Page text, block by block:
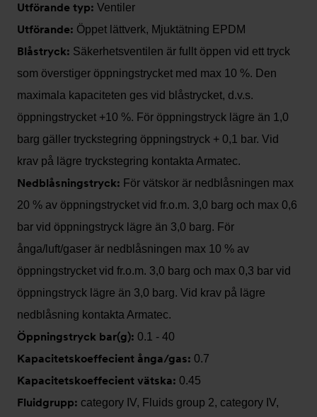
Utförande typ: Ventiler
Utförande: Öppet lättverk, Mjuktätning EPDM
Blåstryck: Säkerhetsventilen är fullt öppen vid ett tryck
som överstiger öppningstrycket med max 10 %. Den
maximala kapaciteten ges vid blåstrycket, d.v.s.
öppningstrycket +10 %. För öppningstryck lägre än 1,0
barg gäller tryckstegring öppningstryck + 0,1 bar. Vid
krav på lägre tryckstegring kontakta Armatec.
Nedblåsningstryck: För vätskor är nedblåsningen max
20 % av öppningstrycket vid fr.o.m. 3,0 barg och max 0,6
bar vid öppningstryck lägre än 3,0 barg. För
ånga/luft/gaser är nedblåsningen max 10 % av
öppningstrycket vid fr.o.m. 3,0 barg och max 0,3 bar vid
öppningstryck lägre än 3,0 barg. Vid krav på lägre
nedblåsning kontakta Armatec.
Öppningstryck bar(g): 0.1 - 40
Kapacitetskoeffecient ånga/gas: 0.7
Kapacitetskoeffecient vätska: 0.45
Fluidgrupp: category IV, Fluids group 2, category IV,